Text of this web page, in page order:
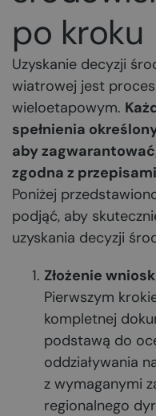
po kroku
Uzyskanie decyzji
wiatrowej jest
wieloetapowym.
spełnienia
aby
zgodna z
Poniżej
podjąć, aby
uzyskania decyzji
Złożenie
Pierwszym
kompletnej
podstawą do
oddziaływania
z wymaganymi
regionalnego